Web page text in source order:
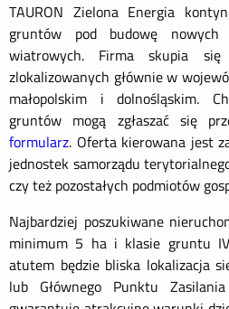
TAURON Zielona Energia
gruntów pod budowę
wiatrowych. Firma skupia
zlokalizowanych głównie w
małopolskim i dolnośląskim.
gruntów mogą zgłaszać się
formularz. Oferta kierowana jest
jednostek samorządu
czy też pozostałych podmiotów
Najbardziej poszukiwane
minimum 5 ha i klasie gruntu
atutem będzie bliska lokalizacja
lub Głównego Punktu